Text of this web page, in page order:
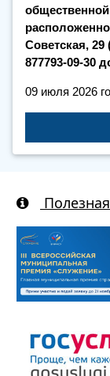
Советская,
877793-09-30
09 июля 2026